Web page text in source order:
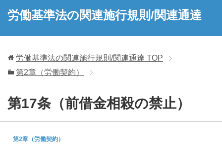
労働基準法の関連施行規則/関連通達
労働基準法の関連施行規則/関連通達 TOP
第2章（労働契約）
第17条（前借金相殺の禁止）
第2章（労働契約）